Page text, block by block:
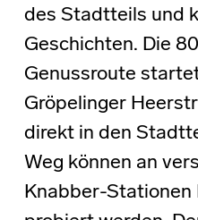
des Stadtteils und
Geschichten. Die
Genussroute
Gröpelinger
direkt in den
Weg können an
Knabber-Stationen